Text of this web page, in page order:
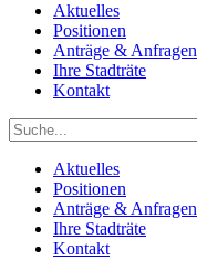
Aktuelles
Positionen
Anträge & Anfragen
Ihre Stadträte
Kontakt
Aktuelles
Positionen
Anträge & Anfragen
Ihre Stadträte
Kontakt